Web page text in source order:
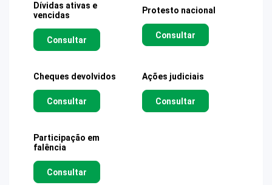
Dívidas ativas e
vencidas
Consultar
Protesto nacional
Consultar
Cheques devolvidos
Consultar
Ações judiciais
Consultar
Participação em
falência
Consultar